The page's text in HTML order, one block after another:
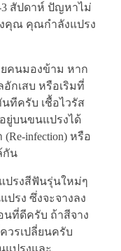
สัปดาห์ ปัญหาไม่
งคุณ คุณกำลังแปรง
คนมองข้าม หาก
กเสบ หรือเริมที่
ทีครับ เชื้อไวรัส
ยู่บนขนแปรงได้
infection) หรือ
กัน
แปรงสีฟันรุ่นใหม่ๆ
รง ซึ่งจะจางลง
นที่ดีครับ ถ้าสีจาง
วรเปลี่ยนครับ
แปรงและ